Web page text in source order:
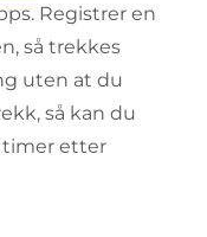
Registrer en
så trekkes
uten at du
så kan du
timer etter